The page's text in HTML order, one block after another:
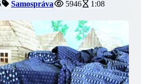
Samospráva 5946 1:08